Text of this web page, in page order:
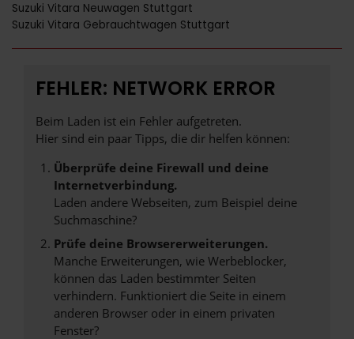
Suzuki Vitara Neuwagen Stuttgart
Suzuki Vitara Gebrauchtwagen Stuttgart
FEHLER: NETWORK ERROR
Beim Laden ist ein Fehler aufgetreten.
Hier sind ein paar Tipps, die dir helfen können:
Überprüfe deine Firewall und deine
Internetverbindung.
Laden andere Webseiten, zum Beispiel deine
Suchmaschine?
Prüfe deine Browsererweiterungen.
Manche Erweiterungen, wie Werbeblocker,
können das Laden bestimmter Seiten
verhindern. Funktioniert die Seite in einem
anderen Browser oder in einem privaten
Fenster?